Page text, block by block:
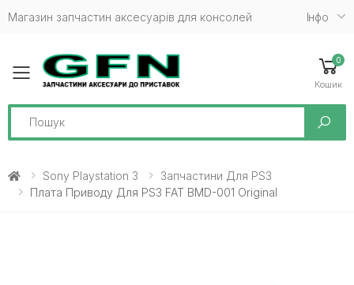
Магазин запчастин аксесуарів для консолей Iнфо
Toggle mobile menu
0
Кошик
Search
Sony Playstation 3
Запчастини Для PS3
Плата Приводу Для PS3 FAT BMD-001 Original